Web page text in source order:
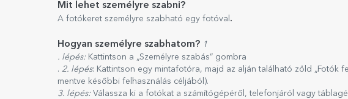
Mit lehet személyre szabni?
A fotókeret személyre szabható egy fotóval .
Hogyan személyre szabhatom? 1
. lépés: Kattintson a „Személyre szabás” gombra
. 2. lépés: Kattintson egy mintafotóra, majd az alján található zöld „Fotók
mentve későbbi felhasználás céljából).
3. lépés: Válassza ki a fotókat a számítógépéről, telefonjáról vagy